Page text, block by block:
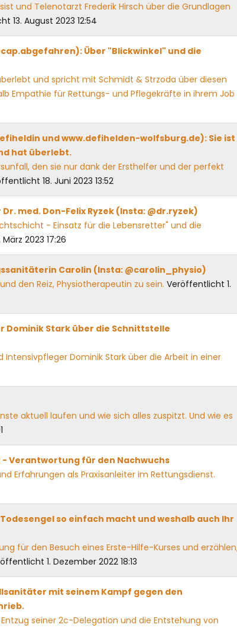
und Telenotarzt Frederik Hirsch über die Grundlagen
13. August 2023 12:54
Über "Blickwinkel" und die
und spricht mit Schmidt & Strzoda über diesen
Empathie für Rettungs- und Pflegekräfte in ihrem Job
und www.defihelden-wolfsburg.de): Sie ist
hat überlebt.
den sie nur dank der Ersthelfer und der perfekt
18. Juni 2023 13:52
med. Don-Felix Ryzek (Insta: @dr.ryzek)
- Einsatz für die Lebensretter" und die
2023 17:26
Carolin (Insta: @carolin_physio)
den Reiz, Physiotherapeutin zu sein. Veröffentlicht 1.
Stark über die Schnittstelle
Dominik Stark über die Arbeit in einer
aktuell laufen und wie sich alles zuspitzt. Und wie es
Verantwortung für den Nachwuchs
Erfahrungen als Praxisanleiter im Rettungsdienst.
so einfach macht und weshalb auch Ihr
für den Besuch eines Erste-Hilfe-Kurses und
1. Dezember 2022 18:13
mit seinem Kampf gegen den
seiner 2c-Delegation und die Entstehung von